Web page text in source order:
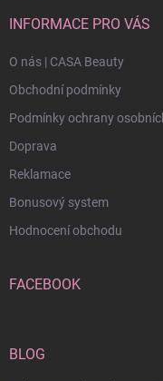
INFORMACE PRO VÁS
O nás | CASA Beauty
Obchodní podmínky
Podmínky ochrany
Doprava
Reklamace
Bonusový system
Hodnocení obchodu
FACEBOOK
BLOG